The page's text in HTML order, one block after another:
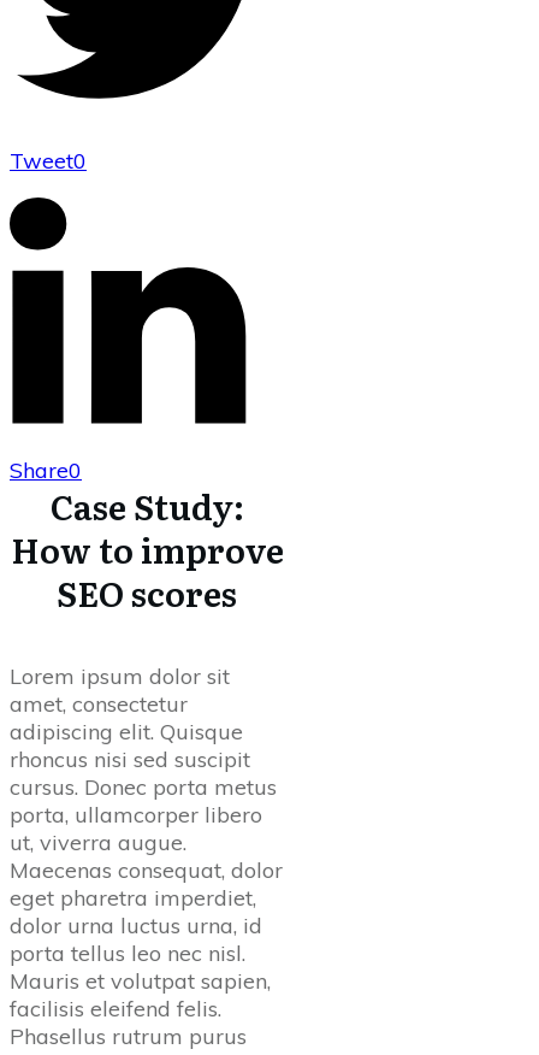
Tweet0
Share0
Case Study:
How to improve
SEO scores
Lorem ipsum dolor sit
amet, consectetur
adipiscing elit. Quisque
rhoncus nisi sed suscipit
cursus. Donec porta metus
porta, ullamcorper libero
ut, viverra augue.
Maecenas consequat, dolor
eget pharetra imperdiet,
dolor urna luctus urna, id
porta tellus leo nec nisl.
Mauris et volutpat sapien,
facilisis eleifend felis.
Phasellus rutrum purus